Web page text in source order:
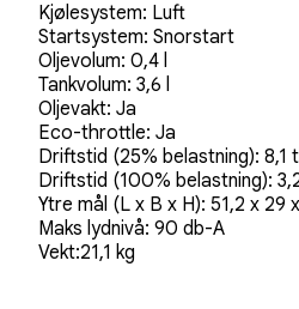
Kjølesystem: Luft
Startsystem: Snorstart
Oljevolum: 0,4 l
Tankvolum: 3,6 l
Oljevakt: Ja
Eco-throttle: Ja
Driftstid (25% belastning): 8,1
Driftstid (100% belastning):
Ytre mål (L x B x H): 51,2 x 29
Maks lydnivå: 90 db-A
Vekt:21,1 kg